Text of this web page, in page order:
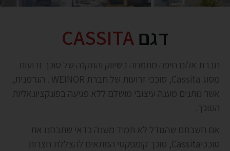
דגםCASSITA
חברת אלום חיפה מתמחה בשיווק והתקנה של סוכך זרועות
מסוג Cassita, סוככי זרועות
של חברת WEINOR . הגרמנית,
אשר נותנים מענה עיצובי מושלם ללא פגיעה בפונקציונאליות
הסוכך.
אם חשבתם שהגודל לא תמיד משנה כדאי שתבחנו את
סוככיCassita, סוכך קומפקטי המתאים להצללת חצרות